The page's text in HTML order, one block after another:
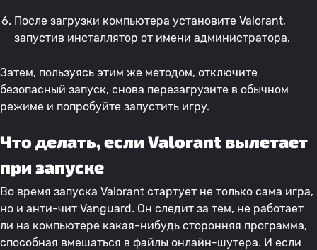
После загрузки компьютера установите Valorant,
запустив инсталлятор от имени администратора.
Затем, пользуясь этим же методом, отключите
безопасный запуск, снова перезагрузите в обычном
режиме и попробуйте запустить игру.
Что делать, если Valorant вылетает
при запуске
Во время запуска Valorant стартует не только сама игра,
но и анти-чит Vanguard. Он следит за тем, не работает
ли на компьютере какая-нибудь сторонняя программа,
способная вмешаться в файлы онлайн-шутера. И если